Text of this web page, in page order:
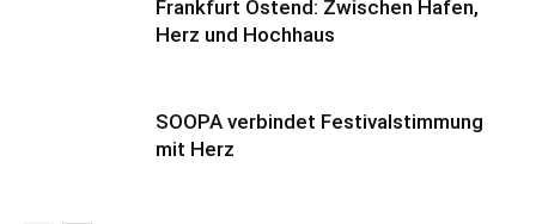
Frankfurt Ostend: Zwischen Hafen,
Herz und Hochhaus
SOOPA verbindet Festivalstimmung
mit Herz